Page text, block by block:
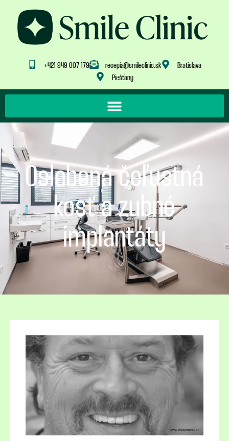
+421 949 007 179 recepia@smileclinic.sk
Bratislava
Piešťany
Oslabená čeľustná
kosť a zubné
implantáty